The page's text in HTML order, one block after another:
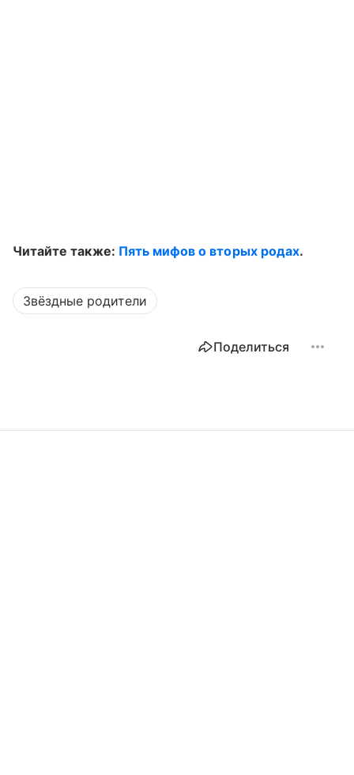
Читайте также: Пять мифов о вторых родах.
Звёздные родители
Поделиться